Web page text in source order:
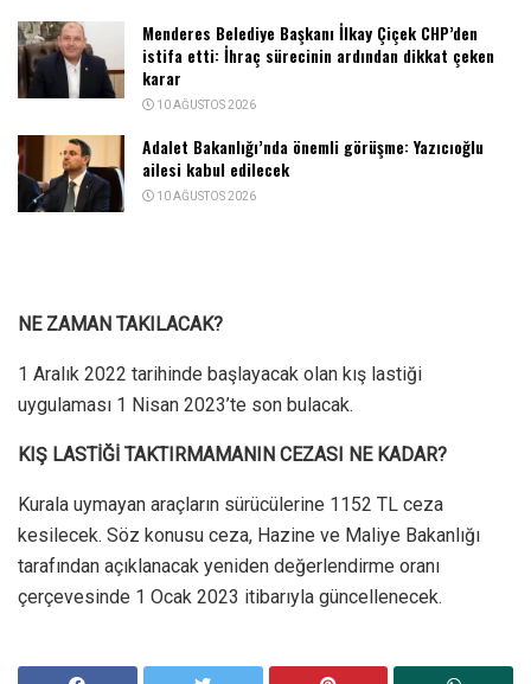
Menderes Belediye Başkanı İlkay Çiçek CHP’den
istifa etti: İhraç sürecinin ardından dikkat çeken
karar
10 AĞUSTOS 2026
Adalet Bakanlığı’nda önemli görüşme: Yazıcıoğlu
ailesi kabul edilecek
10 AĞUSTOS 2026
NE ZAMAN TAKILACAK?
1 Aralık 2022 tarihinde başlayacak olan kış lastiği
uygulaması 1 Nisan 2023’te son bulacak.
KIŞ LASTİĞİ TAKTIRMAMANIN CEZASI NE KADAR?
Kurala uymayan araçların sürücülerine 1152 TL ceza
kesilecek. Söz konusu ceza, Hazine ve Maliye Bakanlığı
tarafından açıklanacak yeniden değerlendirme oranı
çerçevesinde 1 Ocak 2023 itibarıyla güncellenecek.